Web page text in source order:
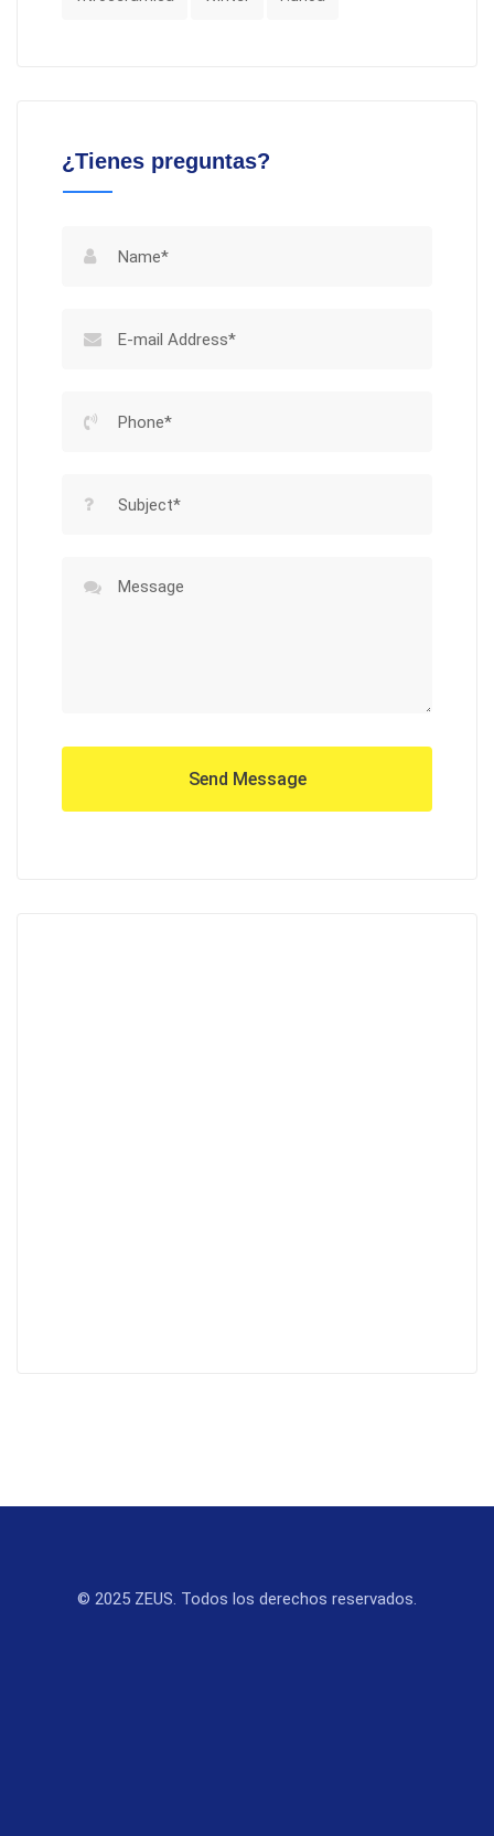
¿Tienes preguntas?
© 2025 ZEUS. Todos los derechos reservados.